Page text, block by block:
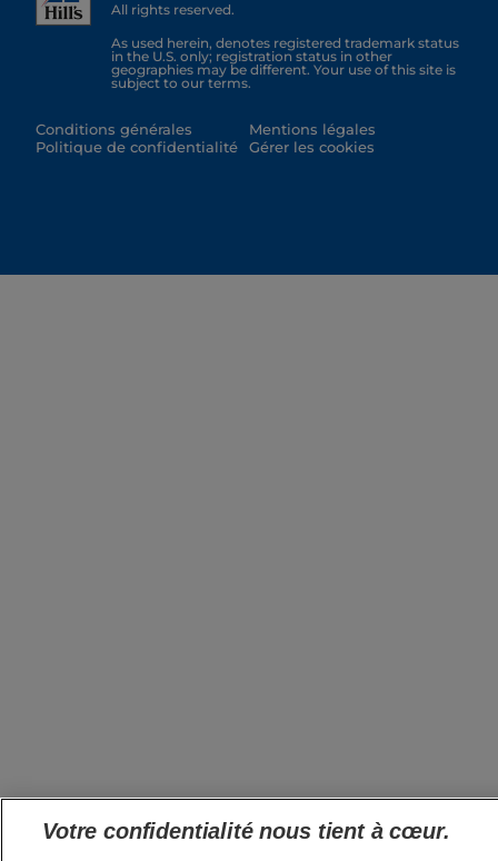
All rights reserved.
As used herein, denotes registered trademark status
in the U.S. only; registration status in other
geographies may be different. Your use of this site is
subject to our terms.
Conditions générales
Politique de confidentialité
Mentions légales
Gérer les cookies
Votre confidentialité nous tient à cœur.